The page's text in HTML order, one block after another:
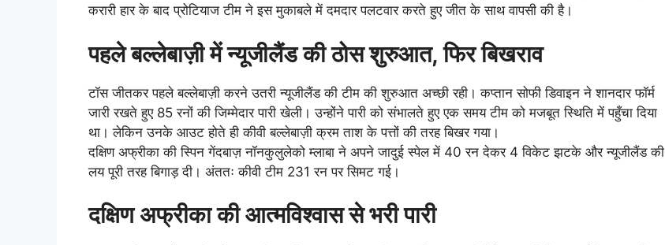
करारी हार के बाद प्रोटियाज टीम ने इस मुकाबले में दमदार पलटवार करते हुए जीत के साथ वापसी की है।
पहले बल्लेबाज़ी में न्यूजीलैंड की ठोस शुरुआत, फिर बिखराव
टॉस जीतकर पहले बल्लेबाज़ी करने उतरी न्यूजीलैंड की टीम की शुरुआत अच्छी रही। कप्तान सोफी डिवाइन ने शानदार फॉर्म
जारी रखते हुए 85 रनों की जिम्मेदार पारी खेली। उन्होंने पारी को संभालते हुए एक समय टीम को मजबूत स्थिति में पहुँचा दिया
था। लेकिन उनके आउट होते ही कीवी बल्लेबाज़ी क्रम ताश के पत्तों की तरह बिखर गया।
दक्षिण अफ्रीका की स्पिन गेंदबाज़ नॉनकुलुलेको म्लाबा ने अपने जादुई स्पेल में 40 रन देकर 4 विकेट झटके और न्यूजीलैंड की
लय पूरी तरह बिगाड़ दी। अंततः कीवी टीम 231 रन पर सिमट गई।
दक्षिण अफ्रीका की आत्मविश्वास से भरी पारी